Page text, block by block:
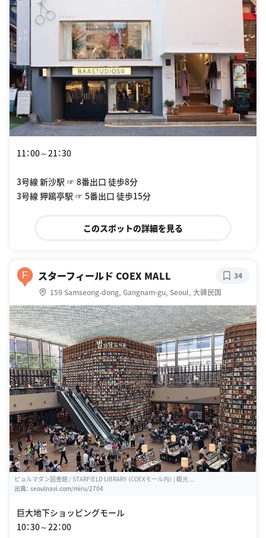
11：00～21：30
3号線 新沙駅 ☞ 8番出口 徒歩8分
3号線 狎鴎亭駅 ☞ 5番出口 徒歩15分
このスポットの詳細を見る
F スターフィールド COEX MALL
159 Samseong-dong, Gangnam-gu, Seoul, 大韓民国
34
ピョルマダン図書館 / STARFIELD LIBRARY （COEXモール内） | 観光 ...
出典： seoulnavi.com/miru/2704
巨大地下ショッピングモール
10：30～22：00